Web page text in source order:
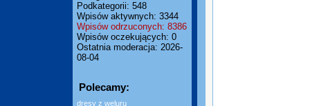
Podkategorii: 548
Wpisów aktywnych: 3344
Wpisów odrzuconych: 8386
Wpisów oczekujących: 0
Ostatnia moderacja: 2026-
08-04
Polecamy:
dresy z weluru